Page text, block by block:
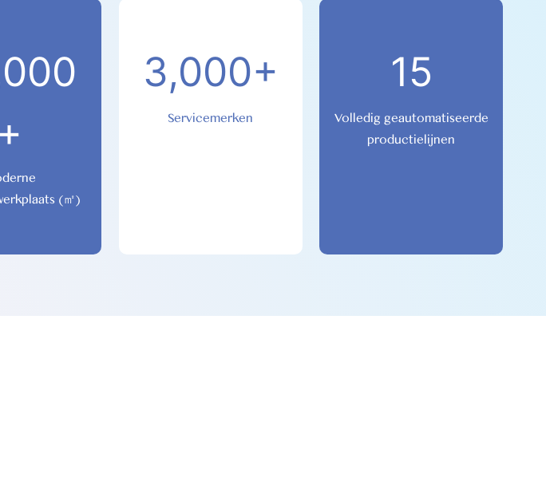
+
(㎡)
3,000+
Servicemerken
15
Volledig geautomatiseerde
productielijnen